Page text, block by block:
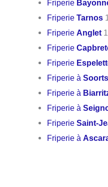
Friperie
FriperieTarnos
FriperieAnglet
Friperie
Friperie
Friperie à
Friperie à
Friperie à
FriperieSaint-
Friperie à